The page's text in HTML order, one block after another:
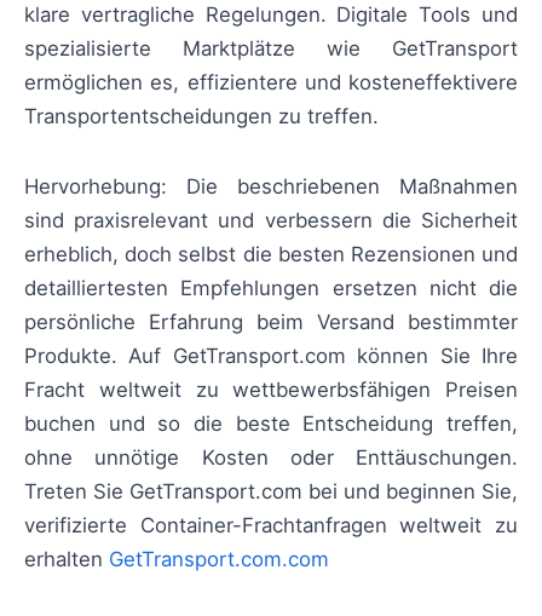
klare vertragliche Regelungen. Digitale Tools und
spezialisierte Marktplätze wie GetTransport
ermöglichen es, effizientere und kosteneffektivere
Transportentscheidungen zu treffen.
Hervorhebung: Die beschriebenen Maßnahmen
sind praxisrelevant und verbessern die Sicherheit
erheblich, doch selbst die besten Rezensionen und
detailliertesten Empfehlungen ersetzen nicht die
persönliche Erfahrung beim Versand bestimmter
Produkte. Auf GetTransport.com können Sie Ihre
Fracht weltweit zu wettbewerbsfähigen Preisen
buchen und so die beste Entscheidung treffen,
ohne unnötige Kosten oder Enttäuschungen.
Treten Sie GetTransport.com bei und beginnen Sie,
verifizierte Container-Frachtanfragen weltweit zu
erhalten GetTransport.com.com